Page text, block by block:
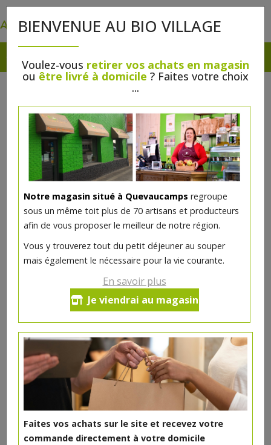
BIENVENUE AU BIO VILLAGE
Voulez-vous retirer vos achats en magasin
ou être livré à domicile ? Faites votre choix
...
Notre magasin situé à Quevaucamps regroupe
sous un même toit plus de 70 artisans et producteurs
afin de vous proposer le meilleur de notre région.
Vous y trouverez tout du petit déjeuner au souper
mais également le nécessaire pour la vie courante.
En savoir plus
Je viendrai au magasin
Faites vos achats sur le site et recevez votre
commande directement à votre domicile
Cordon bleu de porc (par 2
pièces) / Jurassien de porc
- 1 paquet
5.46
Réception le
vendredi 14/08 (09:00)
1 paquet = ± 0.3 kg = ± 5.46 €